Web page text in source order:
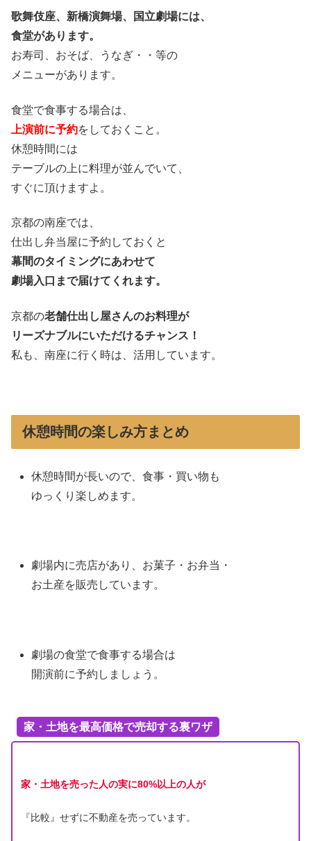
歌舞伎座、新橋演舞場、国立劇場には、
食堂があります。
お寿司、おそば、うなぎ・・等の
メニューがあります。
食堂で食事する場合は、
上演前に予約をしておくこと。
休憩時間には
テーブルの上に料理が並んでいて、
すぐに頂けますよ。
京都の南座では、
仕出し弁当屋に予約しておくと
幕間のタイミングにあわせて
劇場入口まで届けてくれます。
京都の老舗仕出し屋さんのお料理が
リーズナブルにいただけるチャンス！
私も、南座に行く時は、活用しています。
休憩時間の楽しみ方まとめ
休憩時間が長いので、食事・買い物も
ゆっくり楽しめます。
劇場内に売店があり、お菓子・お弁当・
お土産を販売しています。
劇場の食堂で食事する場合は
開演前に予約しましょう。
家・土地を最高価格で売却する裏ワザ
家・土地を売った人の実に80%以上の人が
『比較』せずに不動産を売っています。